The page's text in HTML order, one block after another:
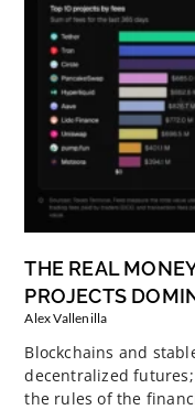
THE REAL
PROJECTS
Alex Vallenilla
Blockchains and
decentralized
the rules of the